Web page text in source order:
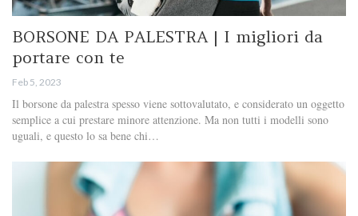
BORSONE DA PALESTRA | I migliori da
portare con te
Feb 5, 2023
Il borsone da palestra spesso viene sottovalutato, e considerato un oggetto
semplice a cui prestare minore attenzione. Ma non tutti i modelli sono
uguali, e questo lo sa bene chi…